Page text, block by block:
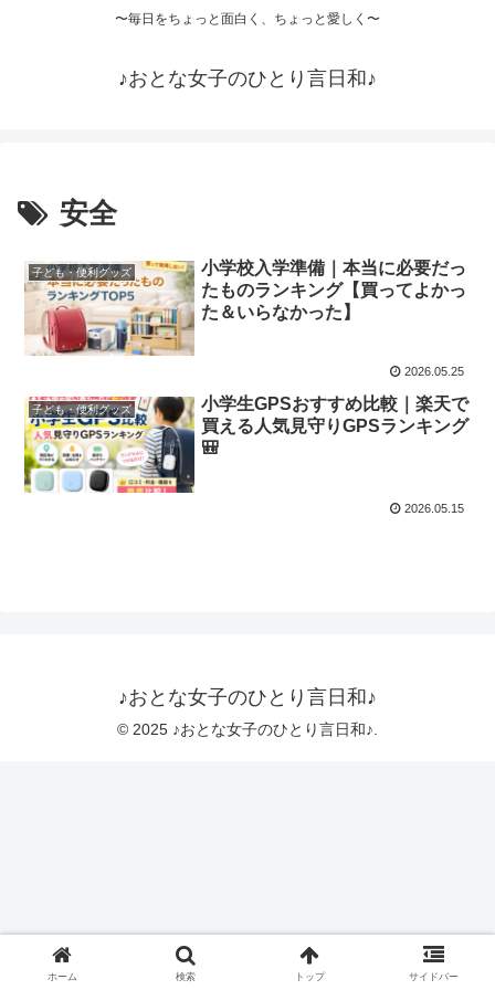
〜毎日をちょっと面白く、ちょっと愛しく〜
♪おとな女子のひとり言日和♪
安全
子ども・便利グッズ
小学校入学準備｜本当に必要だっ
たものランキング【買ってよかっ
た＆いらなかった】
2026.05.25
子ども・便利グッズ
小学生GPSおすすめ比較｜楽天で
買える人気見守りGPSランキング
🎒
2026.05.15
♪おとな女子のひとり言日和♪
© 2025 ♪おとな女子のひとり言日和♪.
ホーム 検索 トップ サイドバー